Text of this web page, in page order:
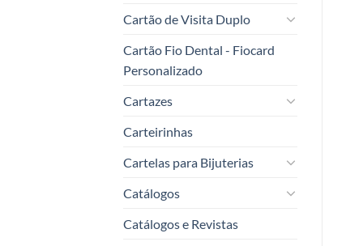
Cartão de Visita Duplo
Cartão Fio Dental - Fiocard
Personalizado
Cartazes
Carteirinhas
Cartelas para Bijuterias
Catálogos
Catálogos e Revistas
wishlist
Personalizados – PVC
Verniz Cristal Frente e
wishlist
FOSCO FRENTE E VERSO
Personalizados – PVC
Fosco Frente e Verso